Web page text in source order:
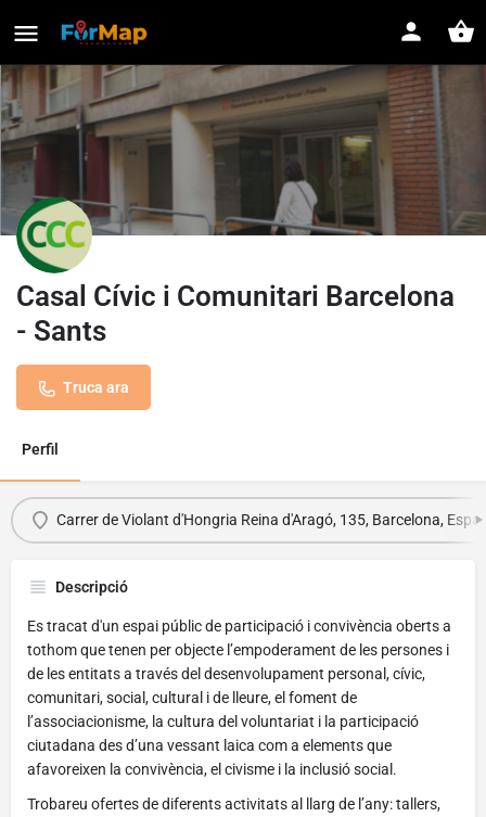
Casal Cívic i Comunitari Barcelona
- Sants
Truca ara
Perfil
Carrer de Violant d'Hongria Reina d'Aragó, 135, Barcelona,
Descripció
Es tracat d'un espai públic de participació i convivència oberts a
tothom que tenen per objecte l’empoderament de les persones i
de les entitats a través del desenvolupament personal, cívic,
comunitari, social, cultural i de lleure, el foment de
l’associacionisme, la cultura del voluntariat i la participació
ciutadana des d’una vessant laica com a elements que
afavoreixen la convivència, el civisme i la inclusió social.
Trobareu ofertes de diferents activitats al llarg de l’any: tallers,